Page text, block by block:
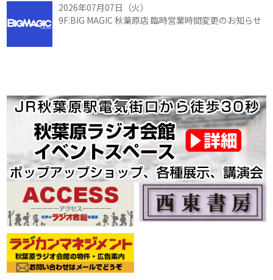
2026年07月07日（火）
9F:BIG MAGIC 秋葉原店 臨時営業時間変更のお知らせ